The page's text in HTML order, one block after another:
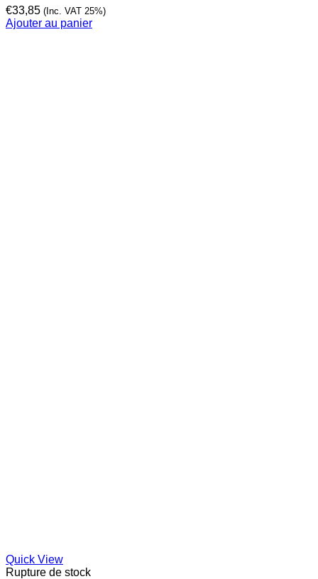
€33,85 (Inc. VAT 25%)
Ajouter au panier
Quick View
Rupture de stock